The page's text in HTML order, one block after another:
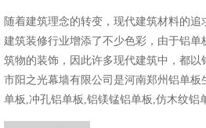
随着建筑理念的转变，现代建筑材料的
建筑装修行业增添了不少色彩，由于铝单
筑物的装饰，因此许多现代建筑中，都以
市阳之光幕墙有限公司是河南郑州铝单板
单板,冲孔铝单板,铝镁锰铝单板,仿木纹铝